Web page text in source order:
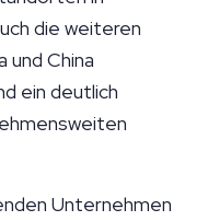
die weiteren
und China
ein deutlich
Unternehmen